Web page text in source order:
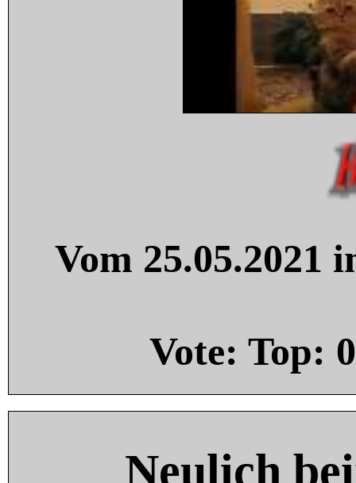
Vom 25.05.2021
Vote: Top: 0
Neulich